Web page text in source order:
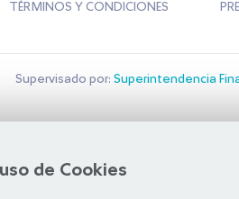
de Cookies
TÉRMINOS Y CONDICIONES
Supervisado por: Superintendencia